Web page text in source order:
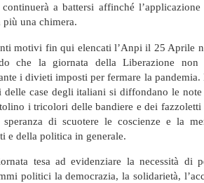
a battersi affinché
più una chimera.
motivi fin qui elencati l’Anpi il 25 Aprile
che la giornata della Liberazione non
i divieti imposti per fermare la pandemia.
delle case degli italiani si diffondano le
i tricolori delle bandiere e dei fazzoletti
di scuotere le coscienze e la
e della politica in generale.
tesa ad evidenziare la necessità di
politici la democrazia, la solidarietà,